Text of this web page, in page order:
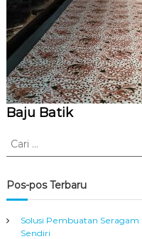
Baju Batik
C
:
Pos-pos Terbaru
Solusi Pembuatan
Sendiri